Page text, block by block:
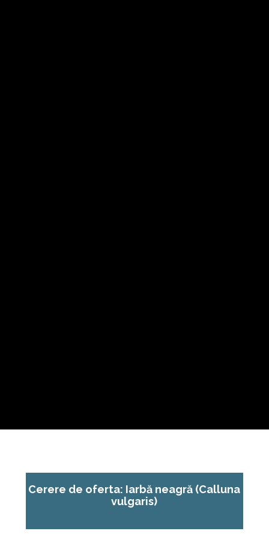
Cerere de oferta: Iarbă neagră (Calluna
vulgaris)